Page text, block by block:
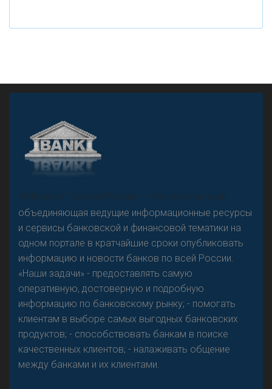
Резкого разворота на рынке автокредитов не
предвидится - «Интервью»
«Н
овости Банков России» – группа компаний,
объединяющая ведущие информационные ресурсы
и сервисы банковской и финансовой тематики на
одном портале в кратчайшие сроки опубликовать
информацию и новости банков по всей России.
«Наши задачи» - предоставлять самую
оперативную, достоверную и подробную
информацию по банковскому рынку; - помогать
клиентам в выборе самых выгодных банковских
продуктов; - способствовать банкам в поиске
качественных клиентов; - налаживать общение
между банками и их клиентами.